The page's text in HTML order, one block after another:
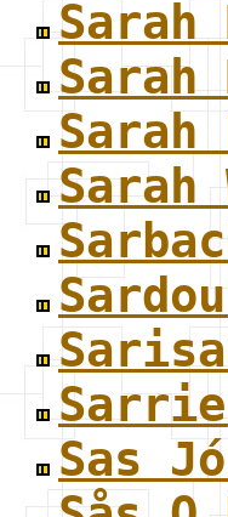
Sarah
Sarah
Sarah
Sas